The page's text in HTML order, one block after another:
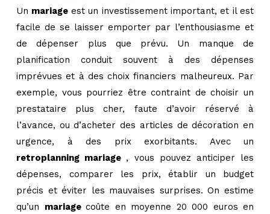
Un mariage est un investissement important, et il est
facile de se laisser emporter par l’enthousiasme et
de dépenser plus que prévu. Un manque de
planification conduit souvent à des dépenses
imprévues et à des choix financiers malheureux. Par
exemple, vous pourriez être contraint de choisir un
prestataire plus cher, faute d’avoir réservé à
l’avance, ou d’acheter des articles de décoration en
urgence, à des prix exorbitants. Avec un
retroplanning mariage , vous pouvez anticiper les
dépenses, comparer les prix, établir un budget
précis et éviter les mauvaises surprises. On estime
qu’un mariage coûte en moyenne 20 000 euros en